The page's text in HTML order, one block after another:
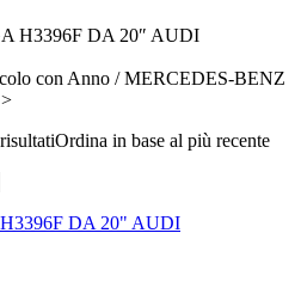
H3396F DA 20″ AUDI
con Anno / MERCEDES-BENZ
Ordina in base al più recente